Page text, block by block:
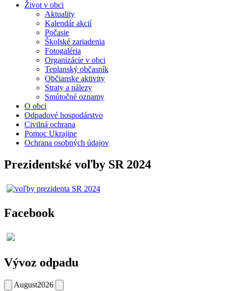
Život v obci
Aktuality
Kalendár akcií
Počasie
Školské zariadenia
Fotogaléria
Organizácie v obci
Teplanský občasník
Občianske aktivity
Straty a nálezy
Smútočné oznamy
O obci
Odpadové hospodárstvo
Civilná ochrana
Pomoc Ukrajine
Ochrana osobných údajov
Prezidentské voľby SR 2024
Facebook
Vývoz odpadu
August2026